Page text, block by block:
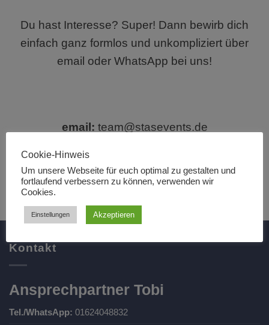
Du hast Interesse? Super! Dann bewirb dich
einfach ganz formlos und unkompliziert über
email oder WhatsApp bei uns!
email: team@stasevents.de
whatsapp:
Kontakt
Ansprechpartner Tobi
Tel./WhatsApp: 01624048832
Cookie-Hinweis
Um unsere Webseite für euch optimal zu gestalten und
fortlaufend verbessern zu können, verwenden wir
Cookies.
Einstellungen Akzeptieren